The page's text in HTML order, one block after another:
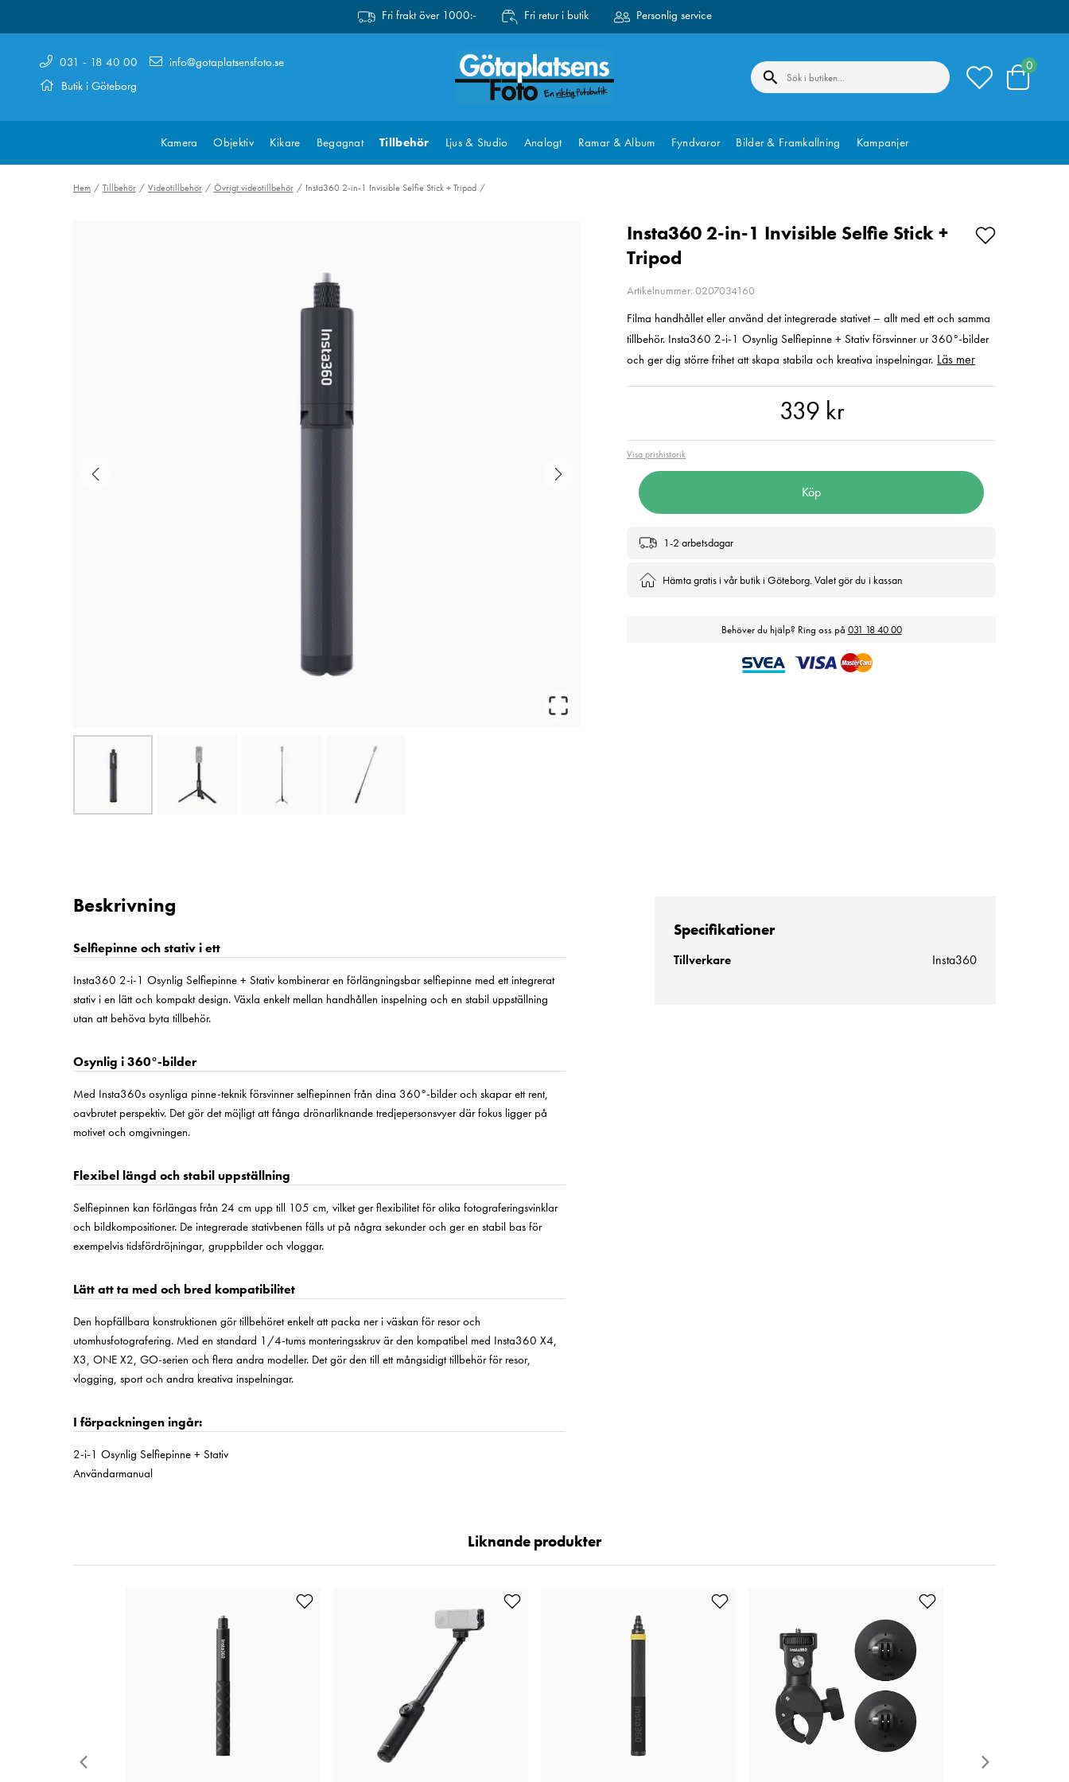
Fri frakt över 1000:- Fri retur i butik Personlig service
031 - 18 40 00
Butik i Göteborg
info@gotaplatsensfoto.se 0
Kamera Objektiv Kikare Begagnat Tillbehör Ljus & Studio Analogt Ramar & Album Fyndvaror Bilder & Framkallning Kampanjer
Hem Tillbehör Videotillbehör Övrigt videotillbehör Insta360 2-in-1 Invisible Selfie Stick + Tripod
Insta360 2-in-1 Invisible Selfie Stick +
Tripod
Artikelnummer: 0207034160
Filma handhållet eller använd det integrerade stativet – allt med ett och samma
tillbehör. Insta360 2-i-1 Osynlig Selfiepinne + Stativ försvinner ur 360°-bilder
och ger dig större frihet att skapa stabila och kreativa inspelningar. Läs mer
339 kr
Visa prishistorik
Köp
1-2 arbetsdagar
Hämta gratis i vår butik i Göteborg. Valet gör du i kassan
Behöver du hjälp? Ring oss på 031 18 40 00
Beskrivning
Selfiepinne och stativ i ett
Insta360 2-i-1 Osynlig Selfiepinne + Stativ kombinerar en förlängningsbar selfiepinne med ett integrerat
stativ i en lätt och kompakt design. Växla enkelt mellan handhållen inspelning och en stabil uppställning
utan att behöva byta tillbehör.
Osynlig i 360°-bilder
Med Insta360s osynliga pinne-teknik försvinner selfiepinnen från dina 360°-bilder och skapar ett rent,
oavbrutet perspektiv. Det gör det möjligt att fånga drönarliknande tredjepersonsvyer där fokus ligger på
motivet och omgivningen.
Flexibel längd och stabil uppställning
Selfiepinnen kan förlängas från 24 cm upp till 105 cm, vilket ger flexibilitet för olika fotograferingsvinklar
och bildkompositioner. De integrerade stativbenen fälls ut på några sekunder och ger en stabil bas för
exempelvis tidsfördröjningar, gruppbilder och vloggar.
Lätt att ta med och bred kompatibilitet
Den hopfällbara konstruktionen gör tillbehöret enkelt att packa ner i väskan för resor och
utomhusfotografering. Med en standard 1/4-tums monteringsskruv är den kompatibel med Insta360 X4,
X3, ONE X2, GO-serien och flera andra modeller. Det gör den till ett mångsidigt tillbehör för resor,
vlogging, sport och andra kreativa inspelningar.
I förpackningen ingår:
2-i-1 Osynlig Selfiepinne + Stativ
Användarmanual
Specifikationer
Tillverkare Insta360
Liknande produkter